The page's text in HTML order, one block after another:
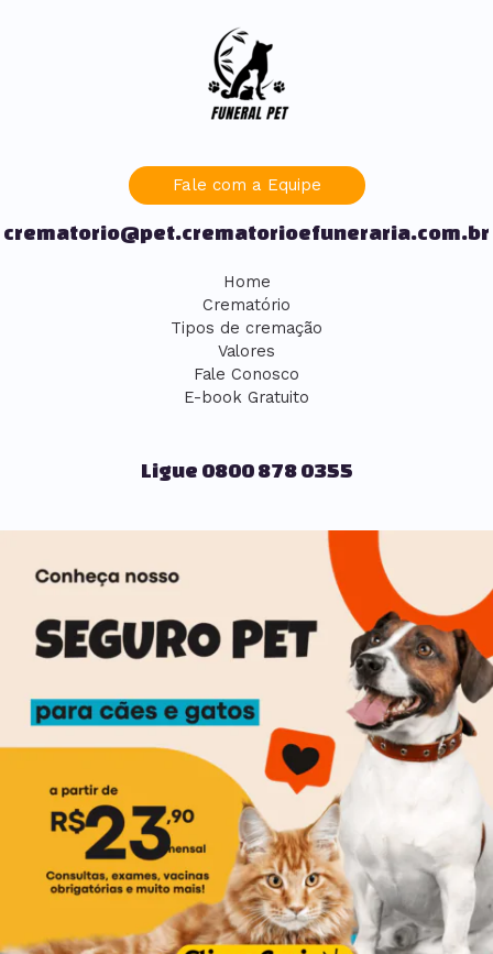
Fale com a Equipe
crematorio@pet.crematorioefuneraria.com.br
Home
Crematório
Tipos de cremação
Valores
Fale Conosco
E-book Gratuito
Ligue 0800 878 0355